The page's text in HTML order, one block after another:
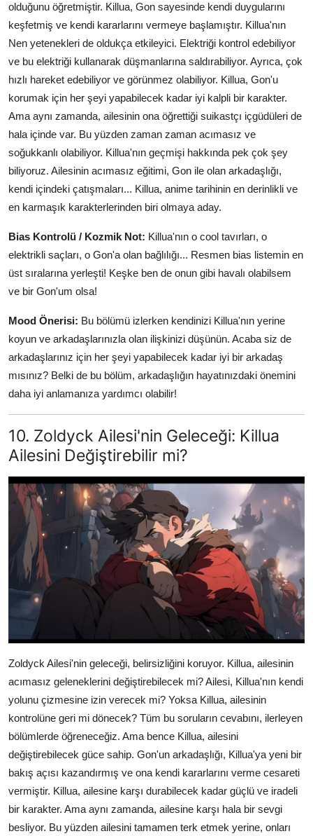
olduğunu öğretmiştir. Killua, Gon sayesinde kendi duygularını
keşfetmiş ve kendi kararlarını vermeye başlamıştır. Killua'nın
Nen yetenekleri de oldukça etkileyici. Elektriği kontrol edebiliyor
ve bu elektriği kullanarak düşmanlarına saldırabiliyor. Ayrıca, çok
hızlı hareket edebiliyor ve görünmez olabiliyor. Killua, Gon'u
korumak için her şeyi yapabilecek kadar iyi kalpli bir karakter.
Ama aynı zamanda, ailesinin ona öğrettiği suikastçı içgüdüleri de
hala içinde var. Bu yüzden zaman zaman acımasız ve
soğukkanlı olabiliyor. Killua'nın geçmişi hakkında pek çok şey
biliyoruz. Ailesinin acımasız eğitimi, Gon ile olan arkadaşlığı,
kendi içindeki çatışmaları... Killua, anime tarihinin en derinlikli ve
en karmaşık karakterlerinden biri olmaya aday.
Bias Kontrolü / Kozmik Not: Killua'nın o cool tavırları, o
elektrikli saçları, o Gon'a olan bağlılığı... Resmen bias listemin en
üst sıralarına yerleşti! Keşke ben de onun gibi havalı olabilsem
ve bir Gon'um olsa!
Mood Önerisi: Bu bölümü izlerken kendinizi Killua'nın yerine
koyun ve arkadaşlarınızla olan ilişkinizi düşünün. Acaba siz de
arkadaşlarınız için her şeyi yapabilecek kadar iyi bir arkadaş
mısınız? Belki de bu bölüm, arkadaşlığın hayatınızdaki önemini
daha iyi anlamanıza yardımcı olabilir!
10. Zoldyck Ailesi'nin Geleceği: Killua
Ailesini Değiştirebilir mi?
Zoldyck Ailesi'nin geleceği, belirsizliğini koruyor. Killua, ailesinin
acımasız geleneklerini değiştirebilecek mi? Ailesi, Killua'nın kendi
yolunu çizmesine izin verecek mi? Yoksa Killua, ailesinin
kontrolüne geri mi dönecek? Tüm bu soruların cevabını, ilerleyen
bölümlerde öğreneceğiz. Ama bence Killua, ailesini
değiştirebilecek güce sahip. Gon'un arkadaşlığı, Killua'ya yeni bir
bakış açısı kazandırmış ve ona kendi kararlarını verme cesareti
vermiştir. Killua, ailesine karşı durabilecek kadar güçlü ve iradeli
bir karakter. Ama aynı zamanda, ailesine karşı hala bir sevgi
besliyor. Bu yüzden ailesini tamamen terk etmek yerine, onları